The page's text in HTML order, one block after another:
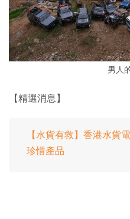
男人
【精選消息】
【水貨有救】香港水貨
珍惜產品